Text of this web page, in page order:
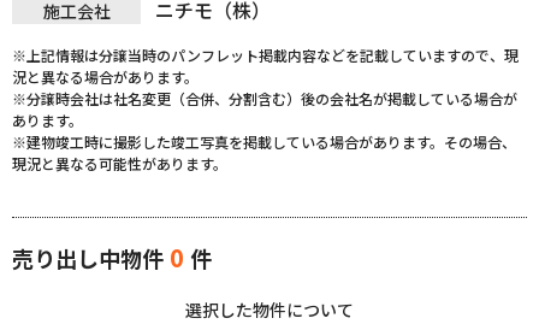
施工会社 ニチモ（株）
※上記情報は分譲当時のパンフレット掲載内容などを記載していますので、現
況と異なる場合があります。
※分譲時会社は社名変更（合併、分割含む）後の会社名が掲載している場合が
あります。
※建物竣工時に撮影した竣工写真を掲載している場合があります。その場合、
現況と異なる可能性があります。
売り出し中物件 0 件
選択した物件について